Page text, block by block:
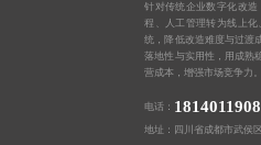
针对传统企业数字化改
程、人工管理转为线上
统，降低改造难度与过渡
落地性与实用性，用成熟
营成本，增强市场竞争力。
电话：
地址：四川省成都市武侯